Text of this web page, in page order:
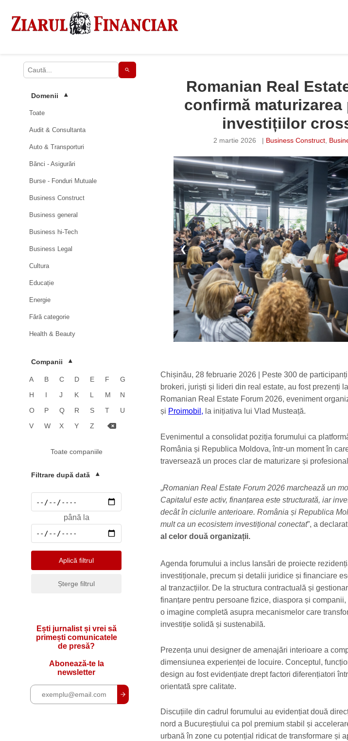
Domenii ▾
Toate
Audit & Consultanta
Auto & Transporturi
Bănci - Asigurări
Burse - Fonduri Mutuale
Business Construct
Business general
Business hi-Tech
Business Legal
Cultura
Educație
Energie
Fără categorie
Health & Beauty
Imobiliare
Pharma & Sănătate
Social
Telecomunicatii
Companii ▾
A B C D E F
G
H
I J K L M
N
O
P Q R S T
U
V
W X Y Z
Toate companiile
Filtrare după dată ▾
până la
Aplică filtrul
Șterge filtrul
Ești jurnalist și vrei să
primești comunicatele
de presă?
Abonează-te la
newsletter
Romanian Real
confirmă
investițiilor
2 martie 2026 | Business Construct,
❮
Chișinău, 28 februarie 2026 | Peste 300 de
brokeri, juriști și lideri din real estate, au fost prezenți
Romanian Real Estate Forum 2026, eveniment
și Proimobil, la inițiativa lui Vlad Musteață.
Evenimentul a consolidat poziția forumului ca
România și Republica Moldova, într-un moment în
traversează un proces clar de maturizare și
„Romanian Real Estate Forum 2026 marchează un
Capitalul este activ, finanțarea este structurată, iar
decât în ciclurile anterioare. România și Republica
mult ca un ecosistem investițional conectat”, a declarat
al celor două organizații.
Agenda forumului a inclus lansări de proiecte
investiționale, precum și detalii juridice și financiare
al tranzacțiilor. De la structura contractuală și
finanțare pentru persoane fizice, diaspora și
o imagine completă asupra mecanismelor care
investiție solidă și sustenabilă.
Prezența unui designer de amenajări interioare a
dimensiunea experienței de locuire. Conceptul,
design au fost evidențiate drept factori diferențiatori
orientată spre calitate.
Discuțiile din cadrul forumului au evidențiat două
nord a Bucureștiului ca pol premium stabil și
urbană în zone cu potențial ridicat de transformare și